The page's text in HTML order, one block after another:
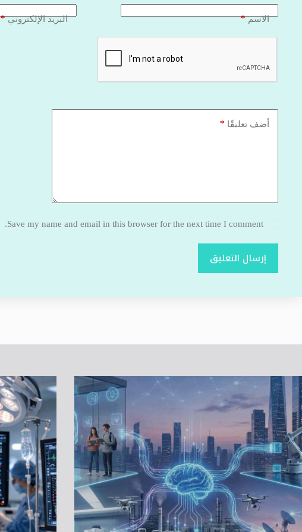
الاسم* البريد الإلكتروني*
أضف تعليقًا *
Save my name and email in this browser for the next time I comment.
إرسال التعليق